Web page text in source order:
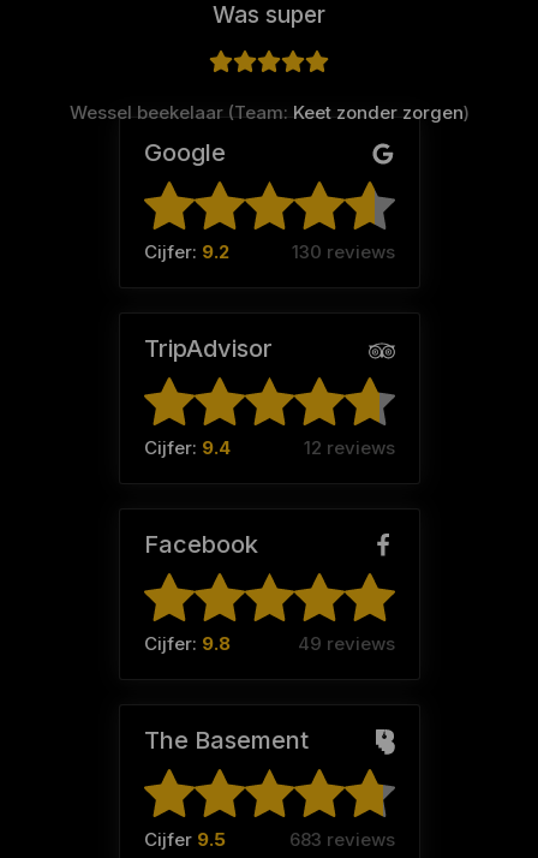
Was super
Wessel beekelaar (Team: Keet zonder zorgen)
Google
Cijfer: 9.2 130 reviews
TripAdvisor
Cijfer: 9.4 12 reviews
Facebook
Cijfer: 9.8 49 reviews
The Basement
Cijfer 9.5 683 reviews